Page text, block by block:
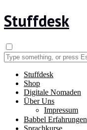
Stuffdesk
Stuffdesk
Shop
Digitale Nomaden
Über Uns
Impressum
Babbel Erfahrungen
Sprachkurse